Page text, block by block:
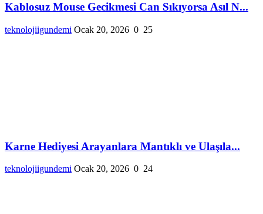
Kablosuz Mouse Gecikmesi Can Sıkıyorsa Asıl N...
teknolojiigundemi Ocak 20, 2026 0 25
Karne Hediyesi Arayanlara Mantıklı ve Ulaşıla...
teknolojiigundemi Ocak 20, 2026 0 24